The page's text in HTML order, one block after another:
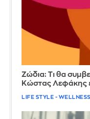
Ζώδια: Τι θα
Κώστας Λεφάκης
LIFE STYLE - WELLNESS